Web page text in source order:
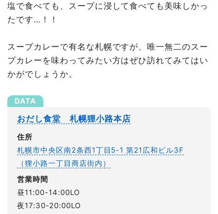
塩で食べても、スープに浸して食べても美味しかっ
たです…！！
スープカレーで有名な札幌ですが、唯一無二のスー
プカレーを味わってみたい方はぜひ訪れてみてはい
かがでしょうか。
おだし食堂 札幌狸小路本店
住所
札幌市中央区南2条西1丁目5-1 第21広和ビル3F
（狸小路一丁目商店街内）
営業時間
昼11:00-14:00LO
夜17:30-20:00LO